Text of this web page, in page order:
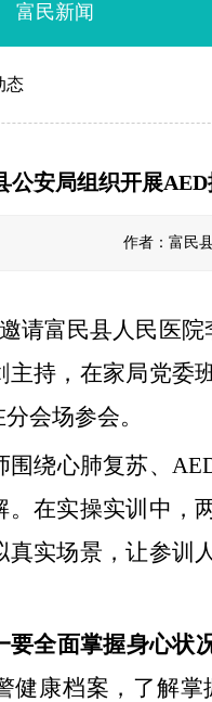
富民新闻
态
公安局组织开展
作者：富民
请富民县人民医
主持，在家局党委
会场参会。
围绕心肺复苏、
在实操实训中，
真实场景，让参训
要全面掌握身心状
健康档案，了解掌